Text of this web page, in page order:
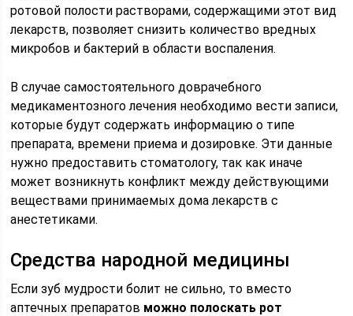
ротовой полости растворами, содержащими этот вид
лекарств, позволяет снизить количество вредных
микробов и бактерий в области воспаления.
В случае самостоятельного доврачебного
медикаментозного лечения необходимо вести записи,
которые будут содержать информацию о типе
препарата, времени приема и дозировке. Эти данные
нужно предоставить стоматологу, так как иначе
может возникнуть конфликт между действующими
веществами принимаемых дома лекарств с
анестетиками.
Средства народной медицины
Если зуб мудрости болит не сильно, то вместо
аптечных препаратов можно полоскать рот